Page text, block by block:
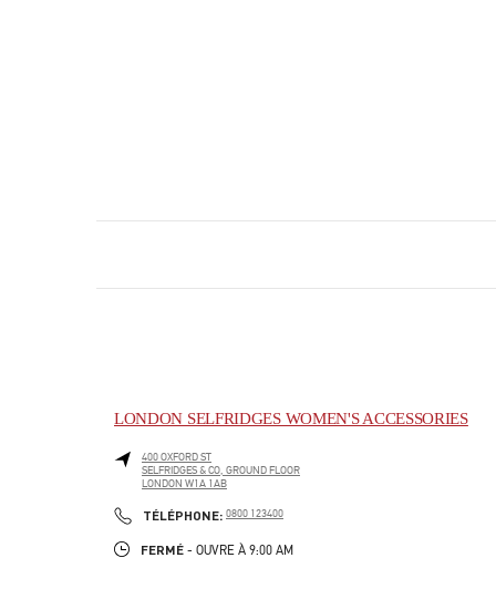
LONDON SELFRIDGES WOMEN'S ACCESSORIES
400 OXFORD ST
SELFRIDGES & CO, GROUND FLOOR
LONDON W1A 1AB
TÉLÉPHONE: PHONE
0800 123400
FERMÉ - OUVRE À 9:00 AM